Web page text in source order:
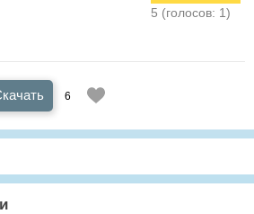
5 (голосов: 1)
6